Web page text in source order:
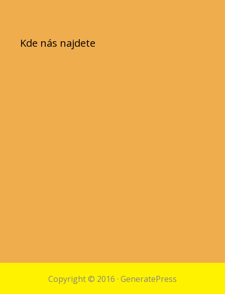
Kde nás najdete
Copyright © 2016 · GeneratePress